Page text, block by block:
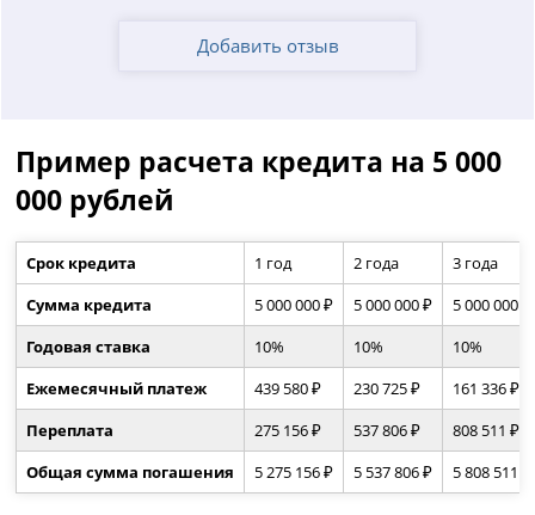
Добавить отзыв
Пример расчета кредита на 5 000
000 рублей
Срок кредита 1 год 2 года
3 года
Сумма кредита
5 000 000 ₽ 5 000 000 ₽
5 000 000 ₽
Годовая ставка
10% 10%
10%
Ежемесячный платеж
439 580 ₽ 230 725 ₽
161 336 ₽
Переплата
275 156 ₽ 537 806 ₽
808 511 ₽
Общая сумма погашения
5 275 156 ₽ 5 537 806 ₽ 5 808 511 ₽